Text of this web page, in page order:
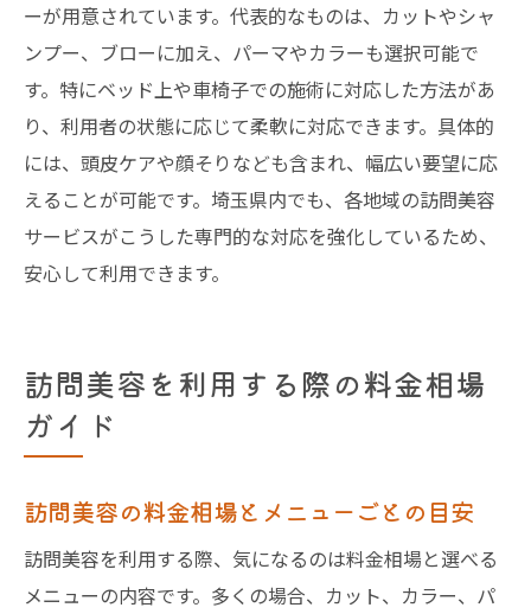
ーが用意されています。代表的なものは、カットやシャ
ンプー、ブローに加え、パーマやカラーも選択可能で
す。特にベッド上や車椅子での施術に対応した方法があ
り、利用者の状態に応じて柔軟に対応できます。具体的
には、頭皮ケアや顔そりなども含まれ、幅広い要望に応
えることが可能です。埼玉県内でも、各地域の訪問美容
サービスがこうした専門的な対応を強化しているため、
安心して利用できます。
訪問美容を利用する際の料金相場
ガイド
訪問美容の料金相場とメニューごとの目安
訪問美容を利用する際、気になるのは料金相場と選べる
メニューの内容です。多くの場合、カット、カラー、パ